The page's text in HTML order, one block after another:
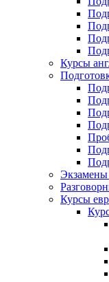
Курсы
Экзамены
Курсы